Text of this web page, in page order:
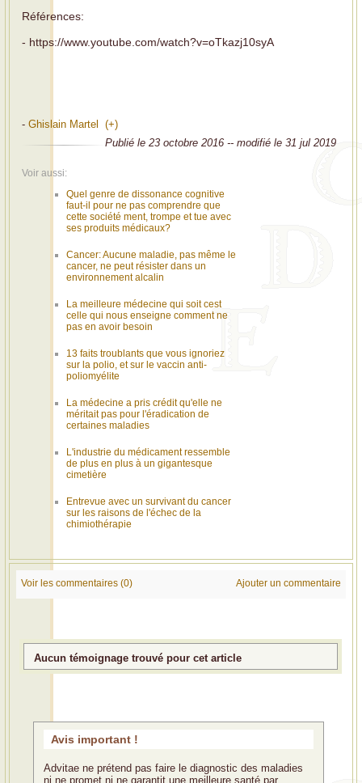
Références:
- https://www.youtube.com/watch?v=oTkazj10syA
- Ghislain Martel (+)
Publié le 23 octobre 2016 -- modifié le 31 jul 2019
Voir aussi:
Quel genre de dissonance cognitive
faut-il pour ne pas comprendre que
cette société ment, trompe et tue avec
ses produits médicaux?
Cancer: Aucune maladie, pas même le
cancer, ne peut résister dans un
environnement alcalin
La meilleure médecine qui soit cest
celle qui nous enseigne comment ne
pas en avoir besoin
13 faits troublants que vous ignoriez
sur la polio, et sur le vaccin anti-
poliomyélite
La médecine a pris crédit qu'elle ne
méritait pas pour l'éradication de
certaines maladies
L'industrie du médicament ressemble
de plus en plus à un gigantesque
cimetière
Entrevue avec un survivant du cancer
sur les raisons de l'échec de la
chimiothérapie
Voir les commentaires (0) Ajouter un commentaire
Aucun témoignage trouvé pour cet article
Avis important !
Advitae ne prétend pas faire le diagnostic des maladies
ni ne promet ni ne garantit une meilleure santé par